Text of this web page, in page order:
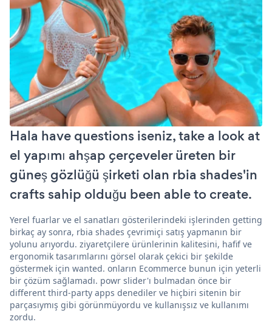
Hala have questions iseniz, take a look at
el yapımı ahşap çerçeveler üreten bir
güneş gözlüğü şirketi olan rbia shades'in
crafts sahip olduğu been able to create.
Yerel fuarlar ve el sanatları gösterilerindeki işlerinden getting
birkaç ay sonra, rbia shades çevrimiçi satış yapmanın bir
yolunu arıyordu. ziyaretçilere ürünlerinin kalitesini, hafif ve
ergonomik tasarımlarını görsel olarak çekici bir şekilde
göstermek için wanted. onların Ecommerce bunun için yeterli
bir çözüm sağlamadı. powr slider'ı bulmadan önce bir
different third-party apps denediler ve hiçbiri sitenin bir
parçasıymış gibi görünmüyordu ve kullanışsız ve kullanımı
zordu.